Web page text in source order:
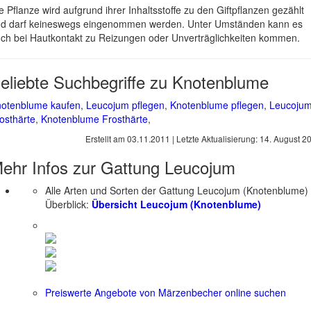
Pflanze wird aufgrund ihrer Inhaltsstoffe zu den Giftpflanzen gezählt
darf keineswegs eingenommen werden. Unter Umständen kann es
bei Hautkontakt zu Reizungen oder Unverträglichkeiten kommen.
Suchbegriffe zu Knotenblume
kaufen, Leucojum pflegen, Knotenblume pflegen,
, Knotenblume Frosthärte,
Erstellt am 03.11.2011 | Letzte Aktualisierung: 14. August
Infos zur Gattung Leucojum
Alle Arten und Sorten der Gattung Leucojum (Knotenblume)
Überblick: Übersicht Leucojum (Knotenblume)
Preiswerte Angebote von Märzenbecher online suchen